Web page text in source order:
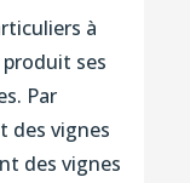
à
ses
Par
des vignes
des vignes